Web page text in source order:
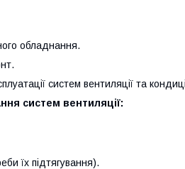
обладнання.
систем вентиляції та
систем вентиляції:
їх підтягування).